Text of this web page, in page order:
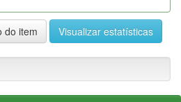
do item Visualizar estatísticas